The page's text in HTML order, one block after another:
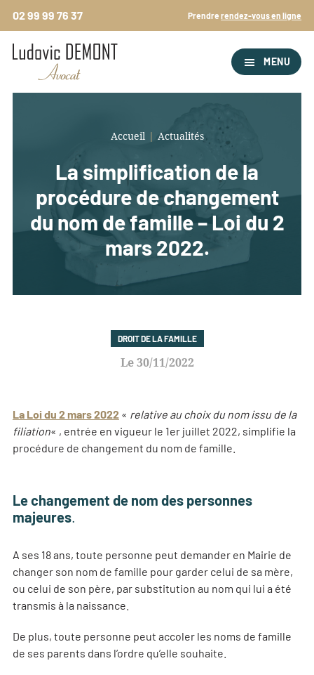
contenu
principal
02 99 99 76 37 Prendrerendez-vous en ligne
MENU
Accueil | Actualités
La simplification de la
procédure de changement
du nom de famille – Loi du 2
mars 2022.
DROIT DE LA FAMILLE
30/11/2022
La Loi du 2 mars 2022« relative au choix du nom issu de la
filiation« , entrée en vigueur le 1er juillet 2022, simplifie la
procédure de changement du nom de famille.
Le changement de nom des personnes
majeures.
A ses 18 ans, toute personne peut demander en Mairie de
changer son nom de famille pour garder celui de sa mère,
ou celui de son père, par substitution au nom qui lui a été
transmis à la naissance.
De plus, toute personne peut accoler les noms de famille
de ses parents dans l’ordre qu’elle souhaite.